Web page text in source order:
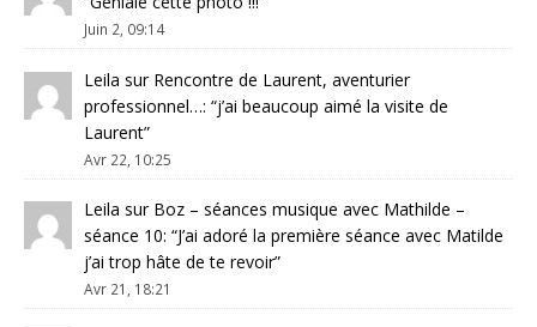
Juin 2, 09:14
Leila sur Rencontre de Laurent, aventurier
professionnel…: “j’ai beaucoup aimé la visite de
Laurent”
Avr 22, 10:25
Leila sur Boz – séances musique avec Mathilde –
séance 10: “J’ai adoré la première séance avec Matilde
j’ai trop hâte de te revoir”
Avr 21, 18:21